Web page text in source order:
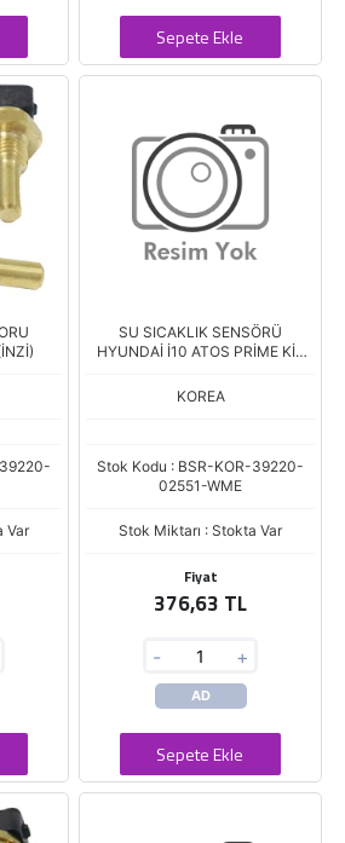
Sepete Ekle
Var
SU SICAKLIK SENSÖRÜ
HYUNDAİ İ10 ATOS PRİME KİA
KOREA
Stok Kodu : BSR-KOR-39220-
02551-WME
Stok Miktarı : Stokta Var
Fiyat
376,63 TL
- +
AD
Sepete Ekle